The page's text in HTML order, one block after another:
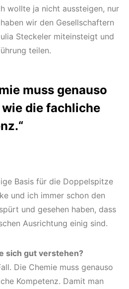
wollte ja nicht aussteigen, nur
wir den Gesellschaftern
Steckeler miteinsteigt und
teilen.
muss genauso
die fachliche
Basis für die Doppelspitze
und ich immer schon den
und gesehen haben, dass
Ausrichtung einig sind.
sich gut verstehen?
Die Chemie muss genauso
Kompetenz. Damit man